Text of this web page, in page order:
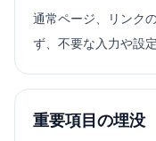
通常ページ、リンク
ず、不要な入力や設
重要項目の埋没